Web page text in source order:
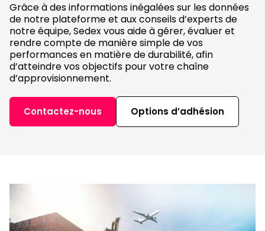
Grâce à des informations inégalées sur les données
de notre plateforme et aux conseils d’experts de
notre équipe, Sedex vous aide à gérer, évaluer et
rendre compte de manière simple de vos
performances en matière de durabilité, afin
d’atteindre vos objectifs pour votre chaîne
d’approvisionnement.
Contactez-nous Options d’adhésion